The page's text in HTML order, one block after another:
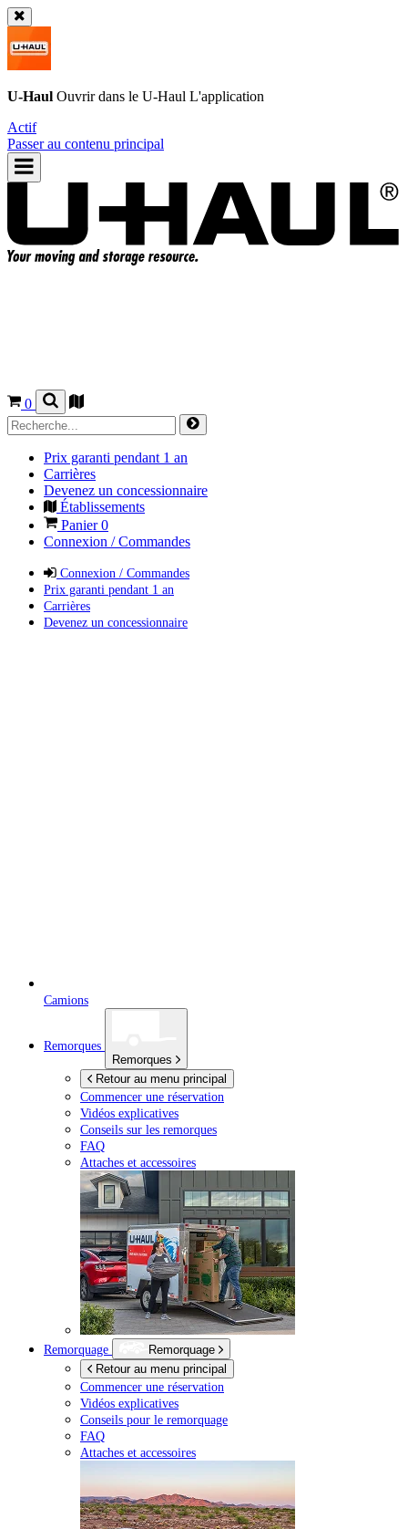
U-Haul Ouvrir dans le U-Haul L'application
Actif
Passer au contenu principal
0
Prix garanti pendant 1 an
Carrières
Devenez un concessionnaire
Établissements
Panier0
Connexion / Commandes
Connexion / Commandes
Prix garanti pendant 1 an
Carrières
Devenez un concessionnaire
Camions
Remorques
Remorques
Retour au menu principal
Commencer une réservation
Vidéos explicatives
Conseils sur les remorques
FAQ
Attaches et accessoires
Remorquage
Remorquage
Retour au menu principal
Commencer une réservation
Vidéos explicatives
Conseils pour le remorquage
FAQ
Attaches et accessoires